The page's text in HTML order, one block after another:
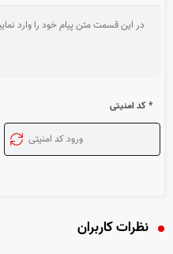
* کد امنیتی
نظرات کاربران